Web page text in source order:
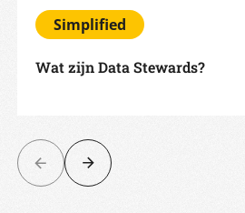
Simplified
Wat zijn Data Stewards?